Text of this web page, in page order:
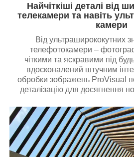
Найчіткіші деталі від
телекамери та навіть
камери
Від ультраширококутних
телефотокамери –
чіткими та яскравими під
вдосконалений штучним
обробки зображень ProVisual
деталізацію для досягнення